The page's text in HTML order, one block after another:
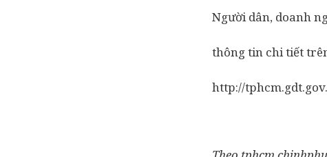
Người dân, doanh
thông tin chi tiết
http://